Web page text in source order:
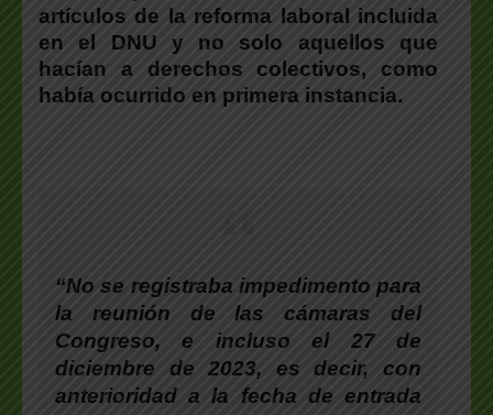
artículos de la reforma laboral incluida
en el DNU y no solo aquellos que
hacían a derechos colectivos, como
había ocurrido en primera instancia.
“No se registraba impedimento para
la reunión de las cámaras del
Congreso, e incluso el 27 de
diciembre de 2023, es decir, con
anterioridad a la fecha de entrada